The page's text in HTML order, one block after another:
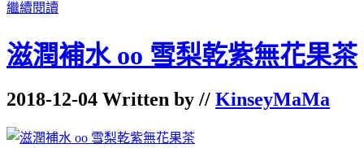
繼續閱讀
滋潤補水 oo 雪梨乾紫無花果茶
2018-12-04 Written by // KinseyMaMa